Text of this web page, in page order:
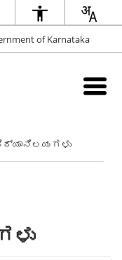
of Karnataka